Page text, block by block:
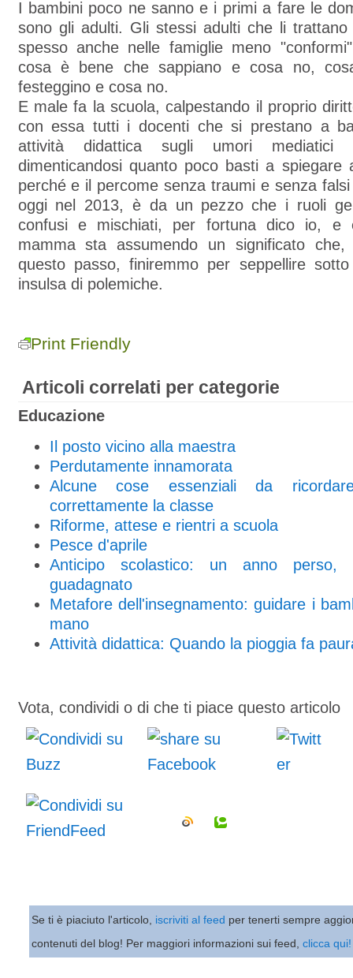
I bambini poco ne sanno e i primi a fare le
sono gli adulti. Gli stessi adulti che li trattano
spesso anche nelle famiglie meno
cosa è bene che sappiano e cosa no,
festeggino e cosa no.
E male fa la scuola, calpestando il proprio
con essa tutti i docenti che si prestano a
attività didattica sugli umori mediatici
dimenticandosi quanto poco basti a spiegare
perché e il percome senza traumi e senza
oggi nel 2013, è da un pezzo che i ruoli
confusi e mischiati, per fortuna dico io, e
mamma sta assumendo un significato
questo passo, finiremmo per seppellire
insulsa di polemiche.
Print Friendly
Articoli correlati per categorie
Educazione
Il posto vicino alla maestra
Perdutamente innamorata
Alcune cose essenziali da
correttamente la classe
Riforme, attese e rientri a scuola
Pesce d'aprile
Anticipo scolastico: un anno
guadagnato
Metafore dell'insegnamento: guidare i
mano
Attività didattica: Quando la pioggia fa
Vota, condividi o di che ti piace questo articolo
Se ti è piaciuto l'articolo, iscriviti al feed per tenerti sempre
contenuti del blog! Per maggiori informazioni sui feed, clicca qui!